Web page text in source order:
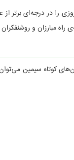
را در درجه‌ای
مبارزان و
کوتاه سیمین